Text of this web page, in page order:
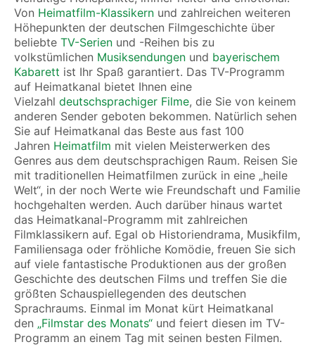
Von Heimatfilm-Klassikern und zahlreichen weiteren
Höhepunkten der deutschen Filmgeschichte über
beliebte TV-Serien und -Reihen bis zu
volkstümlichen Musiksendungen und bayerischem
Kabarett ist Ihr Spaß garantiert. Das TV-Programm
auf Heimatkanal bietet Ihnen eine
Vielzahl deutschsprachiger Filme, die Sie von keinem
anderen Sender geboten bekommen. Natürlich sehen
Sie auf Heimatkanal das Beste aus fast 100
Jahren Heimatfilm mit vielen Meisterwerken des
Genres aus dem deutschsprachigen Raum. Reisen Sie
mit traditionellen Heimatfilmen zurück in eine „heile
Welt“, in der noch Werte wie Freundschaft und Familie
hochgehalten werden. Auch darüber hinaus wartet
das Heimatkanal-Programm mit zahlreichen
Filmklassikern auf. Egal ob Historiendrama, Musikfilm,
Familiensaga oder fröhliche Komödie, freuen Sie sich
auf viele fantastische Produktionen aus der großen
Geschichte des deutschen Films und treffen Sie die
größten Schauspiellegenden des deutschen
Sprachraums. Einmal im Monat kürt Heimatkanal
den „Filmstar des Monats“ und feiert diesen im TV-
Programm an einem Tag mit seinen besten Filmen.